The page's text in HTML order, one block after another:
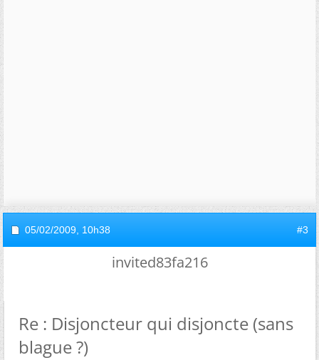
05/02/2009, 10h38 #3
invited83fa216
Re : Disjoncteur qui disjoncte (sans
blague ?)